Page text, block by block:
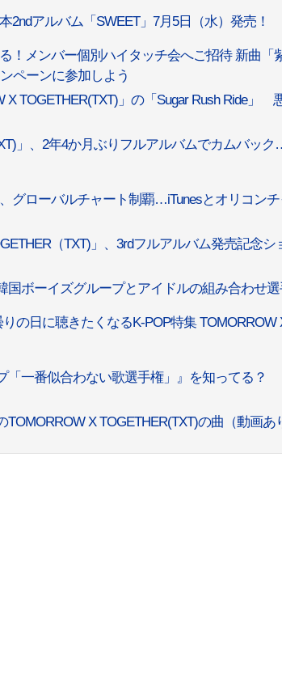
2ndアルバム「SWEET」7月5日（水）発売！
！メンバー個別ハイタッチ会へご招待 新曲「
ペーンに参加しよう
TOGETHER(TXT)」の「Sugar Rush Ride」
」、2年4か月ぶりフルアルバムでカムバッ
、グローバルチャート制覇…iTunesとオリコン
（TXT)」、3rdフルアルバム発売記念
国ボーイズグループとアイドルの組み合わせ
の日に聴きたくなるK-POP特集 TOMORROW
一番似合わない歌選手権」』を知ってる？
X TOGETHER(TXT)の曲（動画あ